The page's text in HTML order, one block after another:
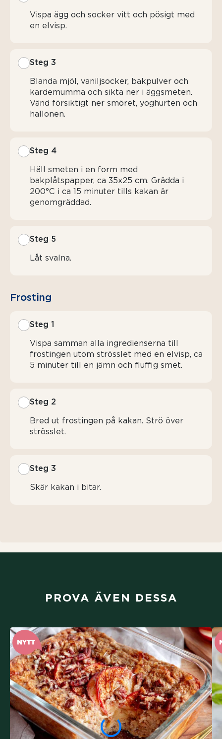
Vispa ägg och socker vitt och pösigt med
en elvisp.
Steg 3
Blanda mjöl, vaniljsocker, bakpulver och
kardemumma och sikta ner i äggsmeten.
Vänd försiktigt ner smöret, yoghurten och
hallonen.
Steg 4
Häll smeten i en form med
bakplåtspapper, ca 35x25 cm. Grädda i
200°C i ca 15 minuter tills kakan är
genomgräddad.
Steg 5
Låt svalna.
Frosting
Steg 1
Vispa samman alla ingredienserna till
frostingen utom strösslet med en elvisp, ca
5 minuter till en jämn och fluffig smet.
Steg 2
Bred ut frostingen på kakan. Strö över
strösslet.
Steg 3
Skär kakan i bitar.
PROVA ÄVEN DESSA